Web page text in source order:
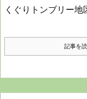
くぐりトンブリー地
記事を